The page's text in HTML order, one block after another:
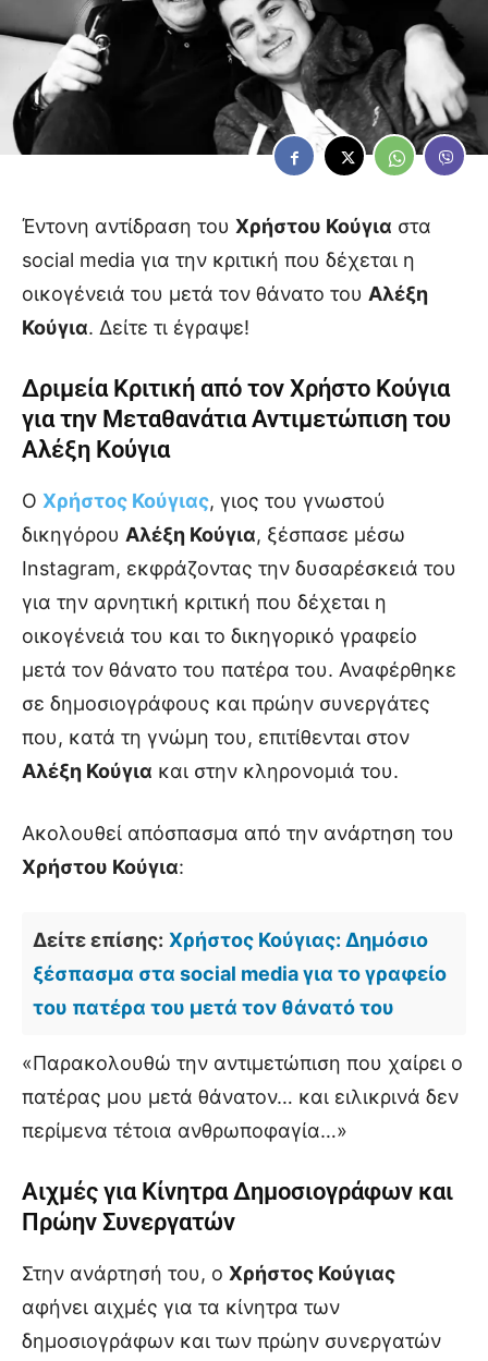
Έντονη αντίδραση του Χρήστου Κούγια στα
social media για την κριτική που δέχεται η
οικογένειά του μετά τον θάνατο του Αλέξη
Κούγια. Δείτε τι έγραψε!
Δριμεία Κριτική από τον Χρήστο Κούγια
για την Μεταθανάτια Αντιμετώπιση του
Αλέξη Κούγια
Ο Χρήστος Κούγιας, γιος του γνωστού
δικηγόρου Αλέξη Κούγια, ξέσπασε μέσω
Instagram, εκφράζοντας την δυσαρέσκειά του
για την αρνητική κριτική που δέχεται η
οικογένειά του και το δικηγορικό γραφείο
μετά τον θάνατο του πατέρα του. Αναφέρθηκε
σε δημοσιογράφους και πρώην συνεργάτες
που, κατά τη γνώμη του, επιτίθενται στον
Αλέξη Κούγια και στην κληρονομιά του.
Ακολουθεί απόσπασμα από την ανάρτηση του
Χρήστου Κούγια:
Δείτε επίσης: Χρήστος Κούγιας: Δημόσιο
ξέσπασμα στα social media για το γραφείο
του πατέρα του μετά τον θάνατό του
«Παρακολουθώ την αντιμετώπιση που χαίρει ο
πατέρας μου μετά θάνατον… και ειλικρινά δεν
περίμενα τέτοια ανθρωποφαγία…»
Αιχμές για Κίνητρα Δημοσιογράφων και
Πρώην Συνεργατών
Στην ανάρτησή του, ο Χρήστος Κούγιας
αφήνει αιχμές για τα κίνητρα των
δημοσιογράφων και των πρώην συνεργατών